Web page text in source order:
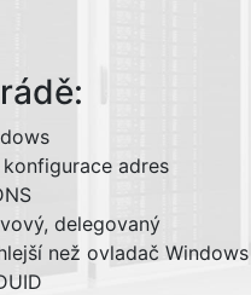
adres
delegovaný
než ovladač Windows